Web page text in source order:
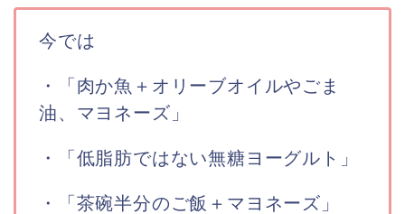
今では
・「肉か魚＋オリーブオイルやごま
油、マヨネーズ」
・「低脂肪ではない無糖ヨーグルト」
・「茶碗半分のご飯＋マヨネーズ」